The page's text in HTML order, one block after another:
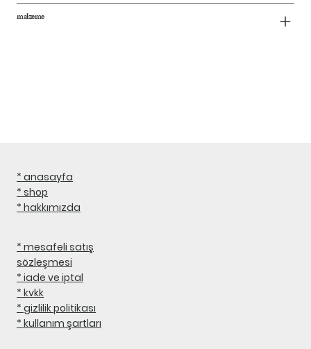
malzeme
* anasayfa
* shop
* hakkımızda
* mesafeli satış
sözleşmesi
* iade ve iptal
* kvkk
* gizlilik politikası
* kullanım şartları